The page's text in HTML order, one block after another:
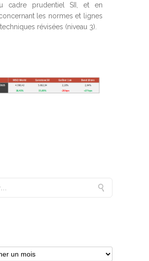
cadre prudentiel SII, et en
les normes et lignes
révisées (niveau 3).